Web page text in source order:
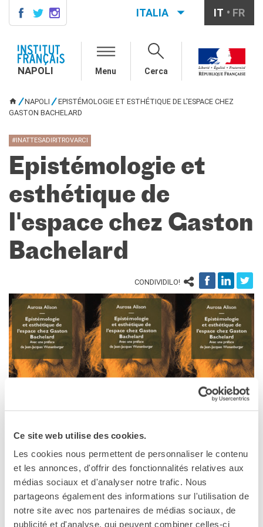
Ce site web utilise des cookies.
Les cookies nous permettent de personnaliser le contenu
et les annonces, d'offrir des fonctionnalités relatives aux
médias sociaux et d'analyser notre trafic. Nous
partageons également des informations sur l'utilisation de
notre site avec nos partenaires de médias sociaux, de
publicité et d'analyse, qui peuvent combiner celles-ci
CONTACTS
CORSI DI FRANCESE
Come iscriversi ai corsi
Corsi di preparazione DELF
Corsi per bambini e
ragazzi
Corsi individuali e su
piattaforme
Atelier tematici
Aziende
Scuole
Risorse
DIPLÔMES DELF DALF
DELF scolastico
DELF DALF Tout Public
DELF Prim
Risultati
MEDIATECA
Presentazione
Strumenti di ricerca
Cooperazione educativa
Cooperazione
universitaria
Studiare in Francia
CHI SIAMO
ITALIA IT FR
NAPOLI Menu Cerca
TU SEI QUI
NAPOLI
EPISTÉMOLOGIE ET ESTHÉTIQUE DE L'ESPACE CHEZ
GASTON BACHELARD
#INATTESADIRITROVARCI
Epistémologie et
esthétique de
l'espace chez Gaston
Bachelard
CONDIVIDILO!
Videopresentazione
Aurosa Alison
Epistémologie et esthétique de l’espace chez Gaston
Bachelard
Éditions Mimésis, France (Milano), 2019